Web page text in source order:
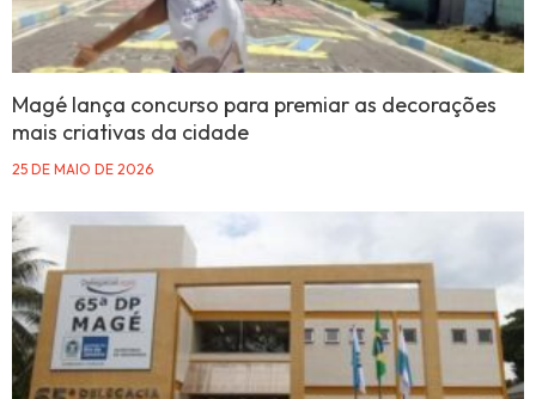
Magé lança concurso para premiar as decorações
mais criativas da cidade
25 DE MAIO DE 2026